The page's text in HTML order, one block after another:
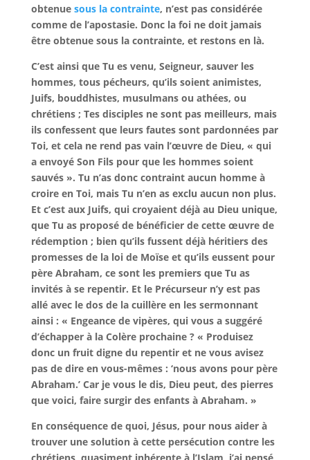
obtenue sous la contrainte, n’est pas considérée
comme de l’apostasie. Donc la foi ne doit jamais
être obtenue sous la contrainte, et restons en là.
C’est ainsi que Tu es venu, Seigneur, sauver les
hommes, tous pécheurs, qu’ils soient animistes,
Juifs, bouddhistes, musulmans ou athées, ou
chrétiens ; Tes disciples ne sont pas meilleurs, mais
ils confessent que leurs fautes sont pardonnées par
Toi, et cela ne rend pas vain l’œuvre de Dieu, « qui
a envoyé Son Fils pour que les hommes soient
sauvés ». Tu n’as donc contraint aucun homme à
croire en Toi, mais Tu n’en as exclu aucun non plus.
Et c’est aux Juifs, qui croyaient déjà au Dieu unique,
que Tu as proposé de bénéficier de cette œuvre de
rédemption ; bien qu’ils fussent déjà héritiers des
promesses de la loi de Moïse et qu’ils eussent pour
père Abraham, ce sont les premiers que Tu as
invités à se repentir. Et le Précurseur n’y est pas
allé avec le dos de la cuillère en les sermonnant
ainsi : « Engeance de vipères, qui vous a suggéré
d’échapper à la Colère prochaine ? « Produisez
donc un fruit digne du repentir et ne vous avisez
pas de dire en vous-mêmes : ‘nous avons pour père
Abraham.’ Car je vous le dis, Dieu peut, des pierres
que voici, faire surgir des enfants à Abraham. »
En conséquence de quoi, Jésus, pour nous aider à
trouver une solution à cette persécution contre les